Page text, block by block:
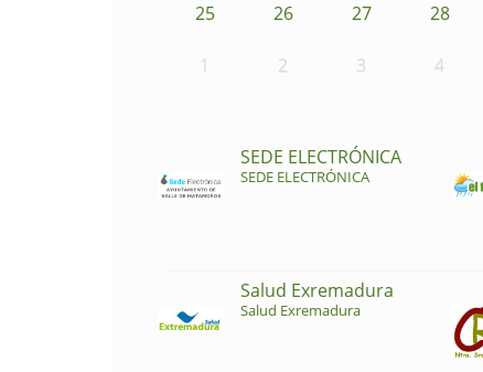
25 26 27 28
1 2 3 4
SEDE ELECTRÓNICA
SEDE ELECTRÓNICA
Salud Exremadura
Salud Exremadura